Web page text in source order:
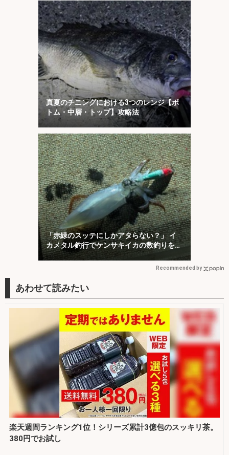
真夏のチニングにおける3つのレンジ【ボ
トム・中層・トップ】攻略法
「赤緑のスッテにしかアタらない？」 イ
カメタル釣行でケンサキイカの数釣りを堪
能【京都】
Recommended by
楽天週間ランキング1位！シリーズ累計3億包のスッキリ茶。
380円でお試し